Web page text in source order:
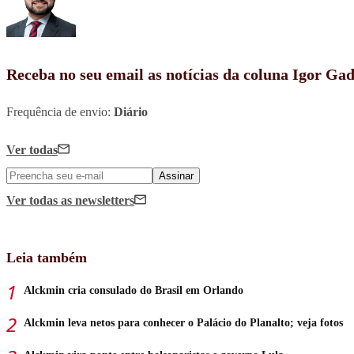
Receba no seu email as notícias da coluna Igor
Frequência de envio: Diário
Ver todas
Assinar
Ver todas as newsletters
Leia também
Alckmin cria consulado do Brasil em Orlando
Alckmin leva netos para conhecer o Palácio do Planalto; veja fotos